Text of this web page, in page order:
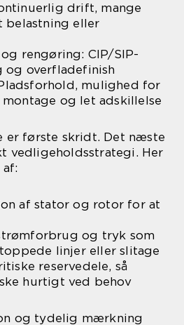
drift, mange
belastning eller
rengøring: CIP/SIP-
og overfladefinish
mulighed for
og let adskillelse
er første skridt. Det næste
vedligeholdsstrategi. Her
af stator og rotor for at
og tryk som
linjer eller slitage
reservedele, så
hurtigt ved behov
og tydelig mærkning